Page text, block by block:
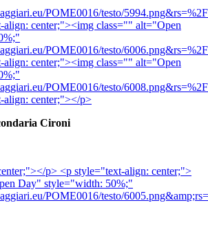
POME0016/testo/
center;"><img class="" alt="Open
POME0016/testo/
center;"><img class="" alt="Open
POME0016/testo/
center;"></p>
Cironi
p> <p style="text-align: center;">
Day" style="width: 50%;"
POME0016/testo/